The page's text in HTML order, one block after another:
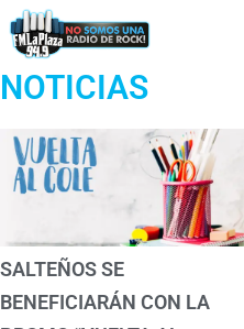
NOTICIAS
SALTEÑOS SE
BENEFICIARÁN CON LA